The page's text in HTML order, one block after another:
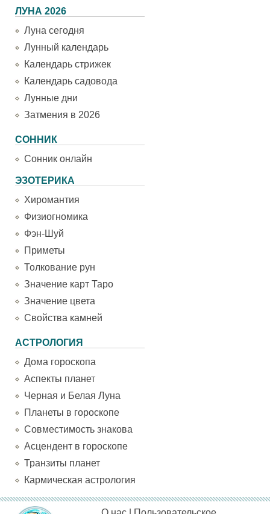
ЛУНА 2026
Луна сегодня
Лунный календарь
Календарь стрижек
Календарь садовода
Лунные дни
Затмения в 2026
СОННИК
Сонник онлайн
ЭЗОТЕРИКА
Хиромантия
Физиогномика
Фэн-Шуй
Приметы
Толкование рун
Значение карт Таро
Значение цвета
Свойства камней
АСТРОЛОГИЯ
Дома гороскопа
Аспекты планет
Черная и Белая Луна
Планеты в гороскопе
Совместимость знакова
Асцендент в гороскопе
Транзиты планет
Кармическая астрология